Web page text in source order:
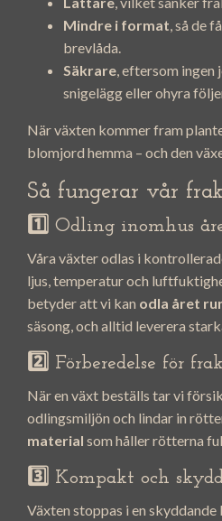
Mindre i format, så de
brevlåda.
Säkrare, eftersom
snigelägg eller ohyra
När växten kommer fram
blomjord hemma – och den
Så fungerar vår
1️⃣ Odling inomhus
Våra växter odlas i
ljus, temperatur och
betyder att vi kan odla året
säsong, och alltid leverera
2️⃣ Förberedelse för
När en växt beställs tar vi
odlingsmiljön och lindar in
material som håller rötterna
3️⃣ Kompakt och
Växten stoppas i en